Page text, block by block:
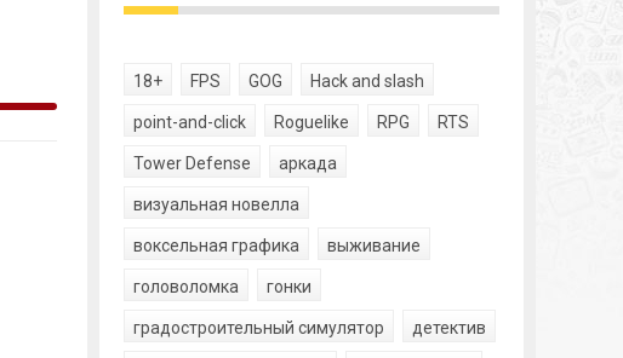
18+ FPS GOG Hack and slash
point-and-click Roguelike RPG RTS
Tower Defense аркада
визуальная новелла
воксельная графика выживание
головоломка гонки
градостроительный симулятор детектив